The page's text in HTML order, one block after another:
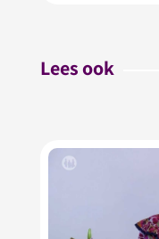
Lees ook